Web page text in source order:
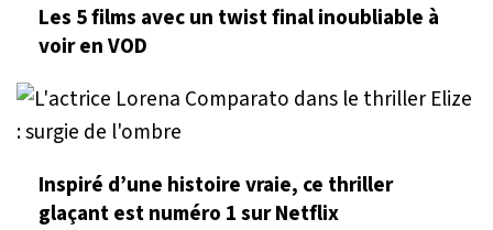
Les 5 films avec un twist final inoubliable à
voir en VOD
Inspiré d’une histoire vraie, ce thriller
glaçant est numéro 1 sur Netflix